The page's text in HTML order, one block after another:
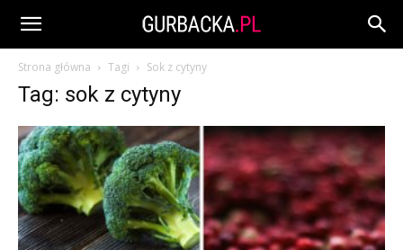
Strona główna Tagi Sok z cytyny
Tag: sok z cytyny